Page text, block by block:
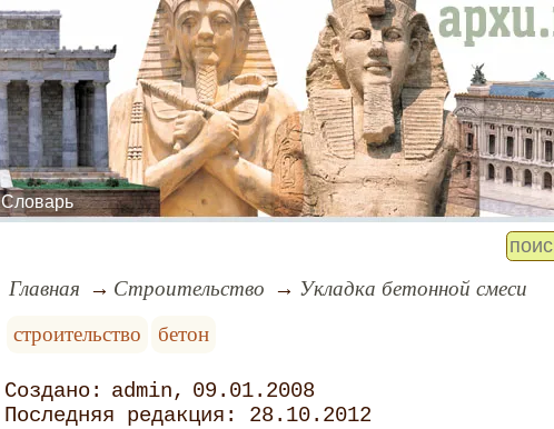
Словарь
Главная Строительство
Укладка бетонной смеси
строительство
бетон
admin
09.01.2008
28.10.2012